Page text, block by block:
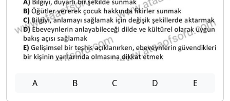
A B C D E